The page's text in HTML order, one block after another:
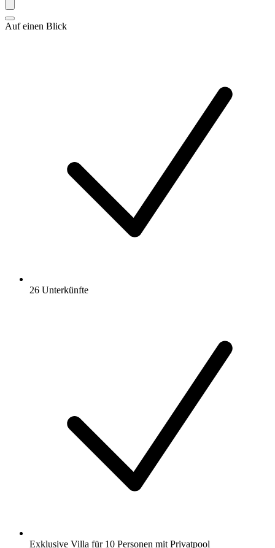
Auf einen Blick
26 Unterkünfte
Exklusive Villa für 10 Personen mit Privatpool